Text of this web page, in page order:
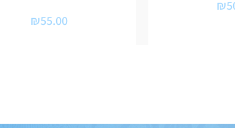
₪
₪55.00